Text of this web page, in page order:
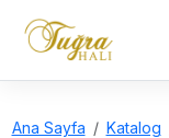
Ana Sayfa Katalog